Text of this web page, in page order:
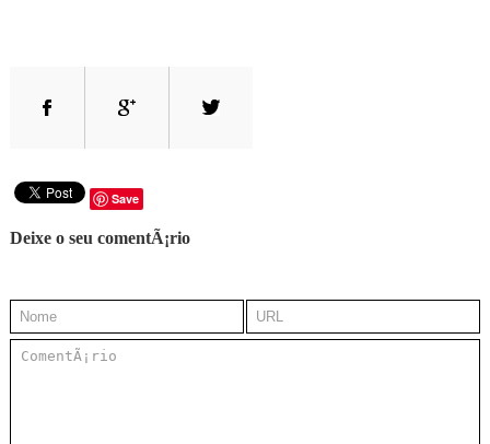
Save
Deixe o seu comentÃ¡rio